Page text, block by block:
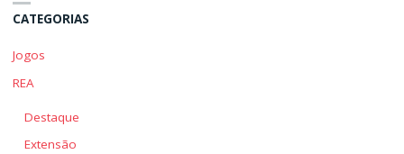
CATEGORIAS
Jogos
REA
Destaque
Extensão